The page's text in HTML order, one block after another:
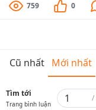
759 0
Cũ nhất Mới nhất
Tìm tới
Trang bình luận
/